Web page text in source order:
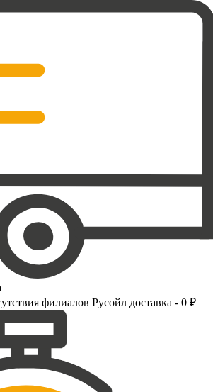
филиалов Русойл доставка - 0 ₽